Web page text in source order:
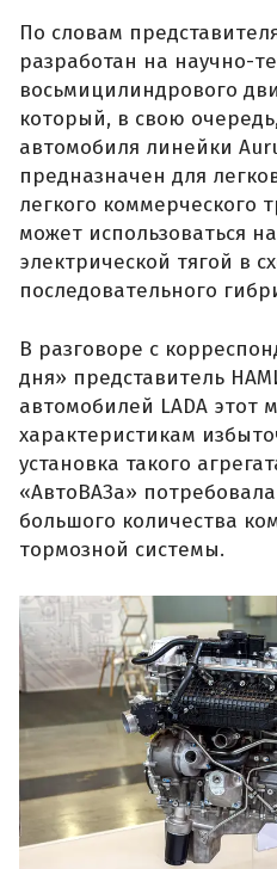
По словам
разработан на научно-
восьмицилиндрового
который, в свою
автомобиля линейки
предназначен для
легкого коммерческого
может использоваться
электрической тягой в
последовательного
В разговоре с
дня» представитель
автомобилей LADA этот
характеристикам
установка такого
«АвтоВАЗа»
большого количества
тормозной системы.